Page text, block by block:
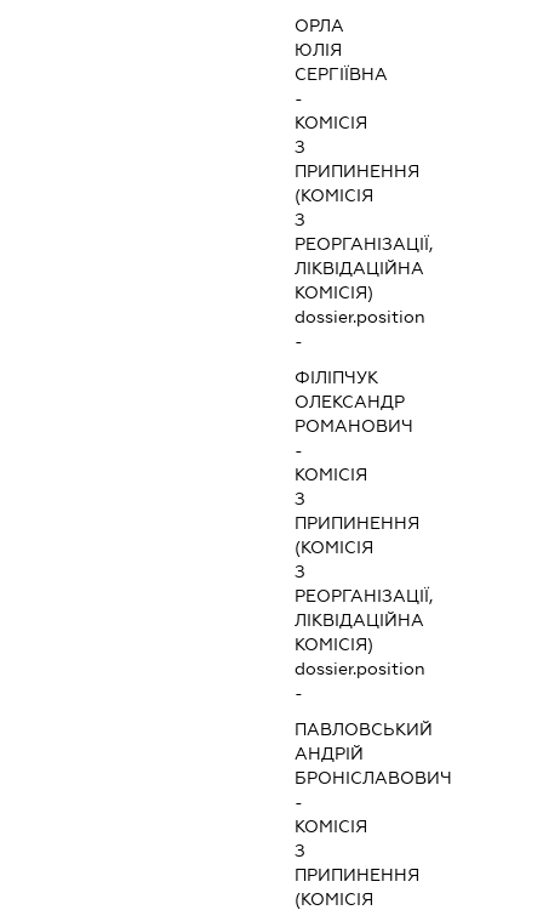
ОРЛА
ЮЛІЯ
СЕРГІЇВНА
-
КОМІСІЯ
З
ПРИПИНЕННЯ
(КОМІСІЯ
З
РЕОРГАНІЗАЦІЇ,
ЛІКВІДАЦІЙНА
КОМІСІЯ)
dossier.position
-
ФІЛІПЧУК
ОЛЕКСАНДР
РОМАНОВИЧ
-
КОМІСІЯ
З
ПРИПИНЕННЯ
(КОМІСІЯ
З
РЕОРГАНІЗАЦІЇ,
ЛІКВІДАЦІЙНА
КОМІСІЯ)
dossier.position
-
ПАВЛОВСЬКИЙ
АНДРІЙ
БРОНІСЛАВОВИЧ
-
КОМІСІЯ
З
ПРИПИНЕННЯ
(КОМІСІЯ